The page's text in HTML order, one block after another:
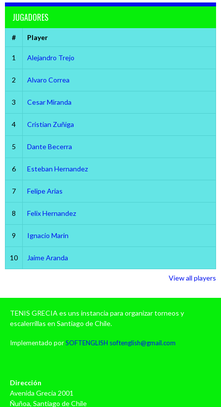
JUGADORES
# Player
1 Alejandro Trejo
2 Alvaro Correa
3 Cesar Miranda
4 Cristian Zuñiga
5 Dante Becerra
6 Esteban Hernandez
7 Felipe Arias
8 Felix Hernandez
9 Ignacio Marin
10 Jaime Aranda
View all players
TENIS GRECIA es uns instancia para organizar torneos y
escalerrillas en Santiago de Chile.
Implementado porSOFTENGLISH softenglish@gmail.com
Dirección
Avenida Grecia 2001
Ñuñoa, Santiago de Chile